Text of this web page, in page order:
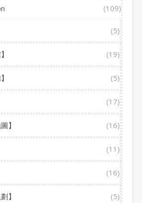
(109)
(5)
(19)
(5)
(17)
】 (16)
(11)
(16)
】 (5)